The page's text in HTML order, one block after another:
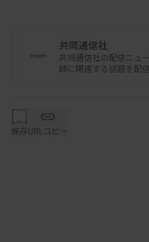
は有希子容疑者を詐欺
共同通信社
共同通信社の配信ニュ
師に関連する話題を配
保存URLコピー